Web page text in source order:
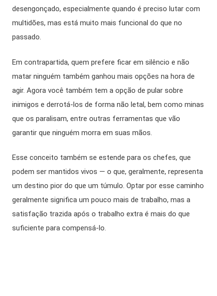
desengonçado, especialmente quando é preciso lutar com
multidões, mas está muito mais funcional do que no
passado.
Em contrapartida, quem prefere ficar em silêncio e não
matar ninguém também ganhou mais opções na hora de
agir. Agora você também tem a opção de pular sobre
inimigos e derrotá-los de forma não letal, bem como minas
que os paralisam, entre outras ferramentas que vão
garantir que ninguém morra em suas mãos.
Esse conceito também se estende para os chefes, que
podem ser mantidos vivos — o que, geralmente, representa
um destino pior do que um túmulo. Optar por esse caminho
geralmente significa um pouco mais de trabalho, mas a
satisfação trazida após o trabalho extra é mais do que
suficiente para compensá-lo.